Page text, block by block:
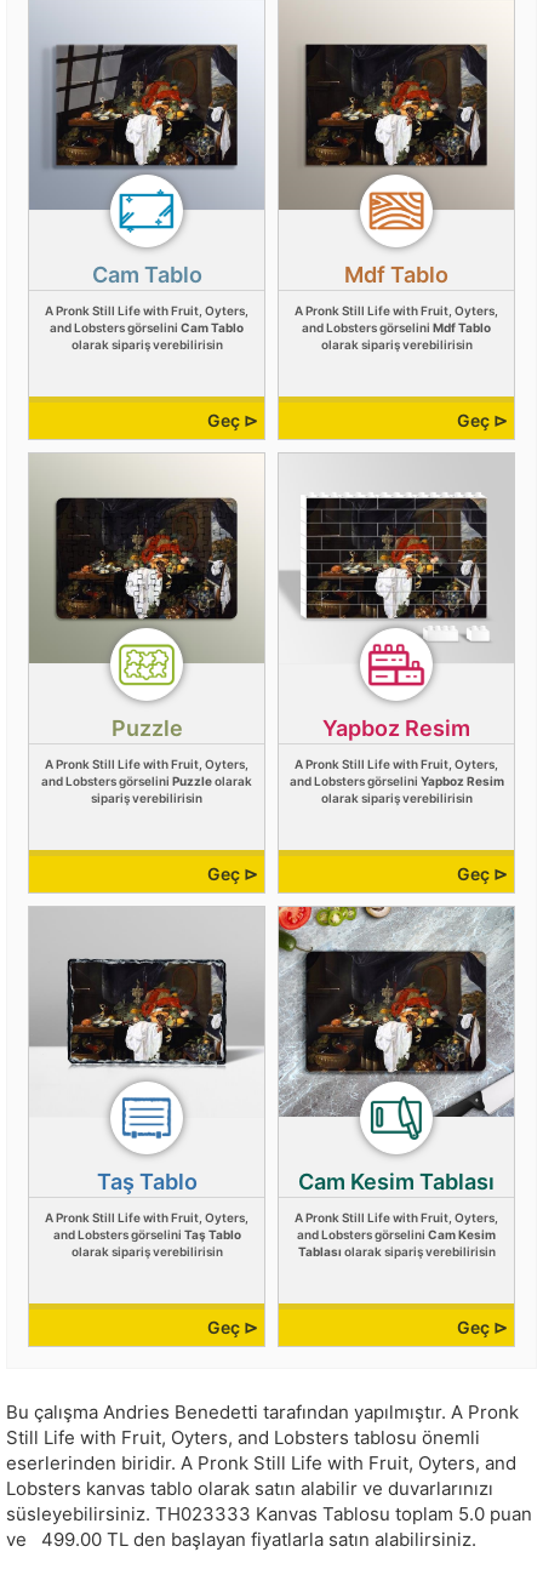
Cam Tablo
A Pronk Still Life with Fruit, Oyters,
and Lobsters görselini Cam Tablo
olarak sipariş verebilirisin
Geç ⊳
Mdf Tablo
A Pronk Still Life with Fruit, Oyters,
and Lobsters görselini Mdf Tablo
olarak sipariş verebilirisin
Geç ⊳
Puzzle
A Pronk Still Life with Fruit, Oyters,
and Lobsters görselini Puzzleolarak
sipariş verebilirisin
Geç ⊳
Yapboz Resim
A Pronk Still Life with Fruit, Oyters,
and Lobsters görselini Yapboz Resim
olarak sipariş verebilirisin
Geç ⊳
Taş Tablo
A Pronk Still Life with Fruit, Oyters,
and Lobsters görselini Taş Tablo
olarak sipariş verebilirisin
Geç ⊳
Cam Kesim Tablası
A Pronk Still Life with Fruit, Oyters,
and Lobsters görselini Cam Kesim
Tablası olarak sipariş verebilirisin
Geç ⊳
Bu çalışma Andries Benedetti tarafından yapılmıştır. A Pronk
Still Life with Fruit, Oyters, and Lobsters tablosu önemli
eserlerinden biridir. A Pronk Still Life with Fruit, Oyters, and
Lobsters kanvas tablo olarak satın alabilir ve duvarlarınızı
süsleyebilirsiniz. TH023333 Kanvas Tablosu toplam 5.0 puan
ve
499.00 TL den başlayan fiyatlarla satın alabilirsiniz.